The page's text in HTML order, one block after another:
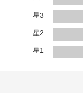
星3
星2
星1